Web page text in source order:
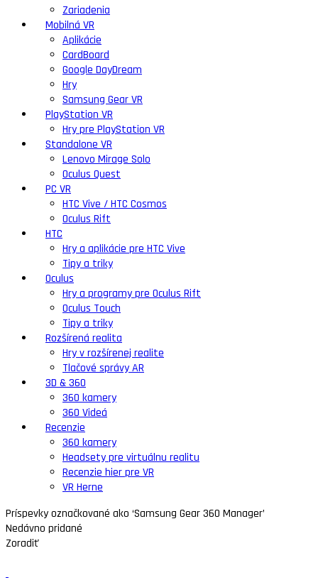
Zariadenia
Mobilná VR
Aplikácie
CardBoard
Google DayDream
Hry
Samsung Gear VR
PlayStation VR
Hry pre PlayStation VR
Standalone VR
Lenovo Mirage Solo
Oculus Quest
PC VR
HTC Vive / HTC Cosmos
Oculus Rift
HTC
Hry a aplikácie pre HTC Vive
Tipy a triky
Oculus
Hry a programy pre Oculus Rift
Oculus Touch
Tipy a triky
Rozšírená realita
Hry v rozšírenej realite
Tlačové správy AR
3D & 360
360 kamery
360 Videá
Recenzie
360 kamery
Headsety pre virtuálnu realitu
Recenzie hier pre VR
VR Herne
Príspevky označkované ako ‘Samsung Gear 360 Manager’
Nedávno pridané
Zoradiť